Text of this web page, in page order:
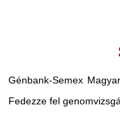
Génbank-Semex
Fedezze fel